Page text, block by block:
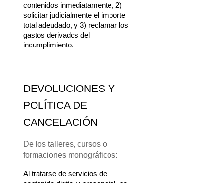
contenidos inmediatamente, 2)
solicitar judicialmente el importe
total adeudado, y 3) reclamar los
gastos derivados del
incumplimiento.
DEVOLUCIONES Y
POLÍTICA DE
CANCELACIÓN
De los talleres, cursos o
formaciones monográficos:
Al tratarse de servicios de